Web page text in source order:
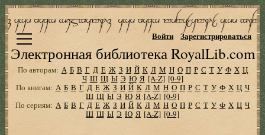
Электронная библиотека RoyalLib.com
Войти Зарегистрироваться
По авторам: А Б В Г Д Е Ж З И Й К Л М Н О П Р С Т У Ф Х Ц
Ч Ш Щ Ы Э Ю Я [A-Z] [0-9]
По книгам: А Б В Г Д Е Ж З И Й К Л М Н О П Р С Т У Ф Х Ц Ч
Ш Щ Ы Э Ю Я [A-Z] [0-9]
По сериям: А Б В Г Д Е Ж З И Й К Л М Н О П Р С Т У Ф Х Ц Ч
Ш Щ Ы Э Ю Я [A-Z] [0-9]